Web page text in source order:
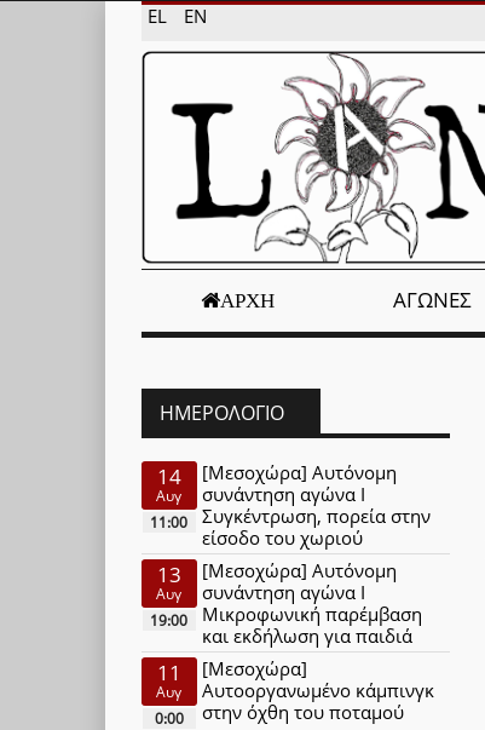
EL EN
ΑΡΧΉ ΑΓΏΝΕΣ
ΗΜΕΡΟΛΌΓΙΟ
14
Αυγ
11:00
[Μεσοχώρα] Αυτόνομη
συνάντηση αγώνα Ι
Συγκέντρωση, πορεία στην
είσοδο του χωριού
13
Αυγ
19:00
[Μεσοχώρα] Αυτόνομη
συνάντηση αγώνα Ι
Μικροφωνική παρέμβαση
και εκδήλωση για παιδιά
11
Αυγ
0:00
[Μεσοχώρα]
Αυτοοργανωμένο κάμπινγκ
στην όχθη του ποταμού